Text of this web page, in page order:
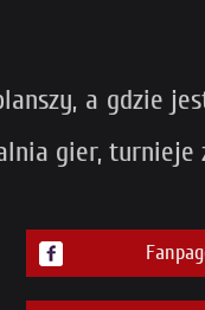
a gdzie
gier,